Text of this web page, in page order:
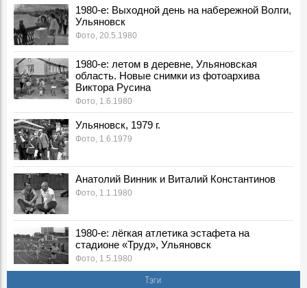
1980-е: посевная, Ульяновская область. Новые снимки из
фотоархива Виктора Русина
Фото, 1 Мая 1980
1980-е: на производстве, стройках и в сельском
хозяйстве Ульяновской области. Новые снимки из
фотоархива Виктора Русина
Фото, 1 Мая 1980
Легендарного тренера Геннадия Климова похоронят на
Северном кладбище
Герои, 31 Марта 2026
Ледоход на Волге, вид на Речной порт. 1980-е, Ульяновск
Фото, 10 Апреля 1980
Покраска "Метеора" к навигации, 1980-е годы. Ульяновск
Фото, 1 Мая 1980
Опубликованы архивные номера журналов «Симбирск»
«Карамзинский сад»
События, 12 Марта 2026
В Ульяновске презентовали издание, посвящённое
епископу Симбирскому и Сызранскому Гурию
1980-е: Выходной день на набережной Волги,
Ульяновск
Фото, 20.5.1980
1980-е: летом в деревне, Ульяновская
область. Новые снимки из фотоархива
Виктора Русина
Фото, 1.6.1980
Ульяновск, 1979 г.
Фото, 1.6.1979
Анатолий Винник и Виталий Константинов
Фото, 1.1.1980
1980-е: лёгкая атлетика эстафета на
стадионе «Труд», Ульяновск
Фото, 1.5.1980
Тэги